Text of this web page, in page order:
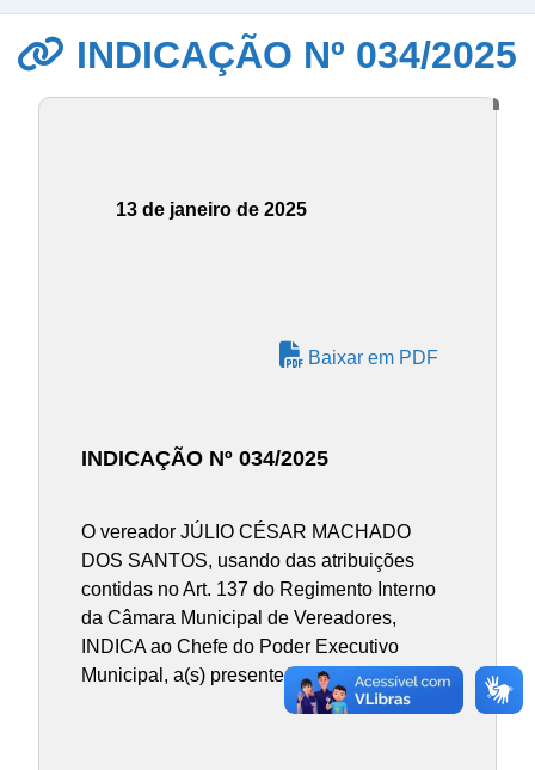
INDICAÇÃO Nº 034/2025
13 de janeiro de 2025
Baixar em PDF
INDICAÇÃO Nº 034/2025
O vereador JÚLIO CÉSAR MACHADO
DOS SANTOS, usando das atribuições
contidas no Art. 137 do Regimento Interno
da Câmara Municipal de Vereadores,
INDICA ao Chefe do Poder Executivo
Municipal, a(s) presente(s) Indicação: